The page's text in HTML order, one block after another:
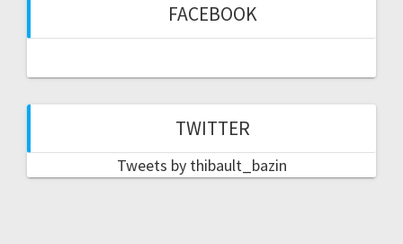
FACEBOOK
TWITTER
Tweets by thibault_bazin